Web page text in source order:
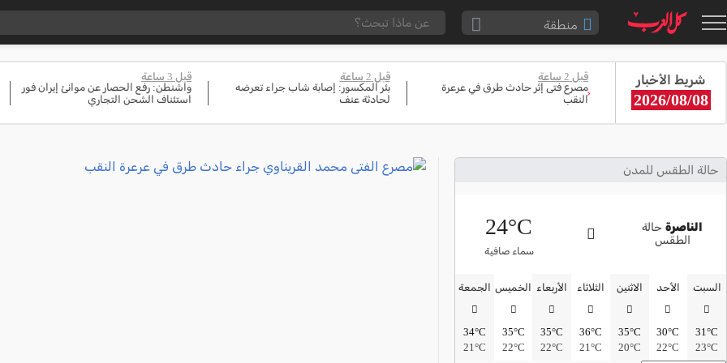
منطقة
القدس والقضاء
المثلث الشمالي
شفاعمرو والقضاء
الضفة الغربية
قطاع غزة
النقب
قرى المرج
شريط الأخبار
2026/08/08
قبل 2 ساعة
مصرع فتى إثر حادث طرق في عرعرة
النقب
قبل 2 ساعة
بئر المكسور: إصابة شاب جراء تعرضه
لحادثة عنف
قبل 3 ساعة
واشنطن: رفع الحصار عن موانئ إيران فور
استئناف الشحن التجاري
‹
حالة الطقس للمدن
الناصرةحالة
الطقس
24°C
سماء صافية
السبت
31°C
23°C
الأحد
30°C
22°C
الاثنين
35°C
20°C
الثلاثاء
36°C
21°C
الأربعاء
35°C
22°C
الخميس
35°C
22°C
الجمعة
34°C
21°C